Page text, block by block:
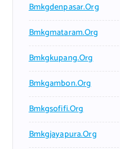
Bmkgdenpasar.org
Bmkgmataram.org
Bmkgkupang.org
Bmkgambon.org
Bmkgsofifi.org
Bmkgjayapura.org